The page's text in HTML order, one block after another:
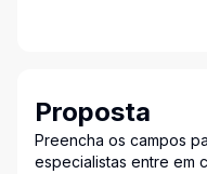
Proposta
Preencha os campos
especialistas entre em